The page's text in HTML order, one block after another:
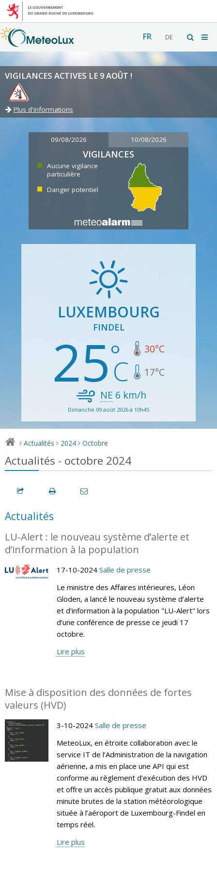
FR DE
VIGILANCES ACTIVES LE 9 AOÛT !
Plus d'informations
09/08/2026 10/08/2026
VIGILANCES
Aucune vigilance
particulière
Danger potentiel
LUXEMBOURG
FINDEL
25 30°C
17°C
NE 6 km/h
Dimanche 09 août 2026 à 10h45
> Actualités > 2024 > Octobre
Actualités - octobre 2024
Actualités
LU-Alert : le nouveau système d’alerte et
d’information à la population
17-10-2024 Salle de presse
Le ministre des Affaires intérieures, Léon
Gloden, a lancé le nouveau système d’alerte
et d’information à la population "LU-Alert" lors
d’une conférence de presse ce jeudi 17
octobre.
Lire plus
Mise à disposition des données de fortes
valeurs (HVD)
3-10-2024 Salle de presse
MeteoLux, en étroite collaboration avec le
service IT de l’Administration de la navigation
aérienne, a mis en place une API qui est
conforme au règlement d’exécution des HVD
et offre un accès publique gratuit aux données
minute brutes de la station météorologique
située à l’aéroport de Luxembourg-Findel en
temps réel.
Lire plus